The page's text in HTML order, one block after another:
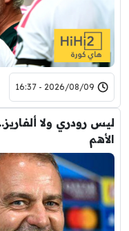
2026/08/09 - 16:37
ليس رودري ولا
الأهم